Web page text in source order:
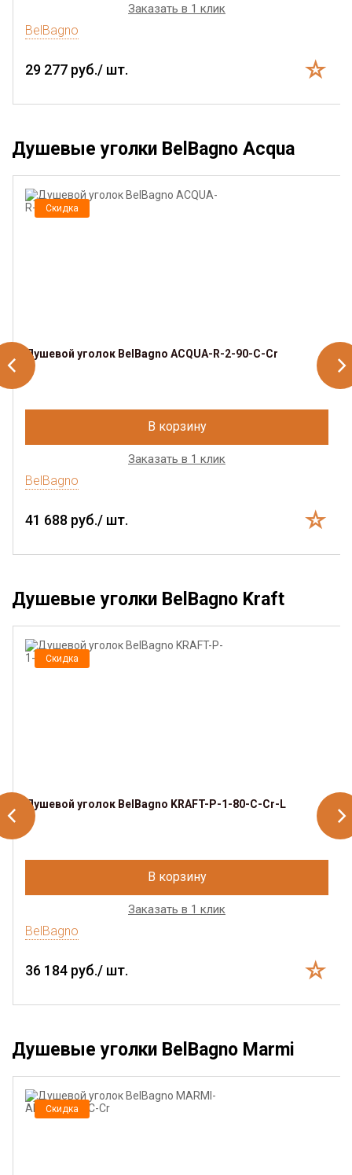
Заказать в 1 клик
BelBagno
29 277 руб./ шт.
Душевые уголки BelBagno Acqua
Скидка
Душевой уголок BelBagno ACQUA-R-2-90-C-Cr
В корзину
Заказать в 1 клик
BelBagno
41 688 руб./ шт.
Душевые уголки BelBagno Kraft
Скидка
Душевой уголок BelBagno KRAFT-P-1-80-C-Cr-L
В корзину
Заказать в 1 клик
BelBagno
36 184 руб./ шт.
Душевые уголки BelBagno Marmi
Скидка